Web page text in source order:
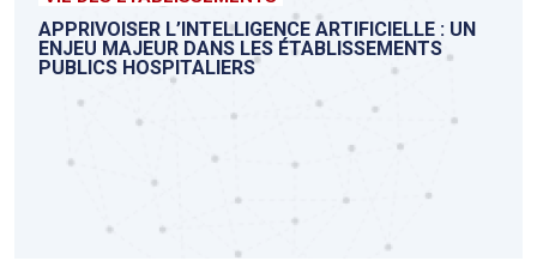
APPRIVOISER L’INTELLIGENCE ARTIFICIELLE : UN
ENJEU MAJEUR DANS LES ÉTABLISSEMENTS
PUBLICS HOSPITALIERS